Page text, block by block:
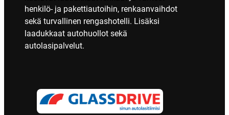
henkilö- ja pakettiautoihin, renkaanvaihdot
sekä turvallinen rengashotelli. Lisäksi
laadukkaat autohuollot sekä
autolasipalvelut.